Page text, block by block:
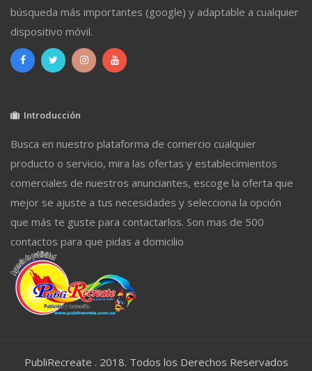
búsqueda más importantes (google) y adaptable a cualquier
dispositivo móvil.
Introducción
Busca en nuestro plataforma de comercio cualquier
producto o servicio, mira las ofertas y establecimientos
comerciales de nuestros anunciantes, escoge la oferta que
mejor se ajuste a tus necesidades y selecciona la opción
que más te guste para contactarlos. Son mas de 500
contactos para que pidas a domicilio
PubliRecreate . 2018. Todos los Derechos Reservados